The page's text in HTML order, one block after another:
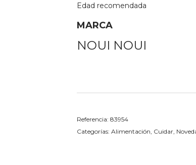
Edad recomendada
MARCA
NOUI NOUI
Referencia: 83954
Categorías: Alimentación Cuidar